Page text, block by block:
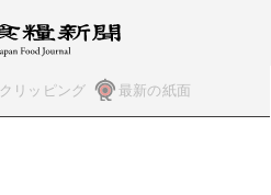
クリッピング 最新の紙面